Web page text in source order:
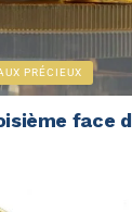
PRÉCIEUX
face